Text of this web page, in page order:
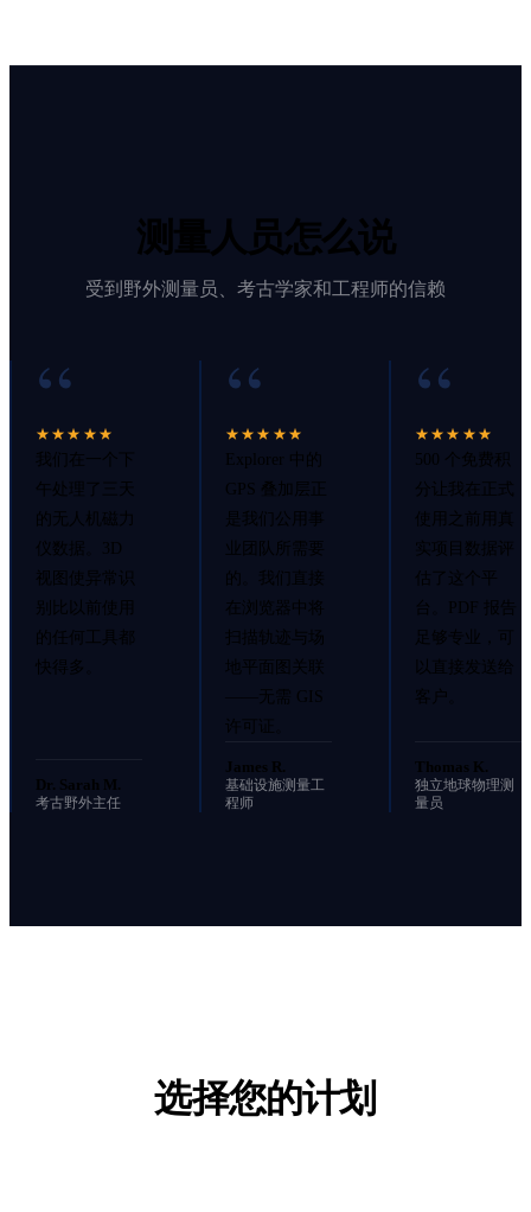
测量人员怎么说
受到野外测量员、考古学家和工程师的信赖
“
★★★★★
我们在一个下
午处理了三天
的无人机磁力
仪数据。3D
视图使异常识
别比以前使用
的任何工具都
快得多。
Dr. Sarah M.
考古野外主任
“
★★★★★
Explorer 中的
GPS 叠加层正
是我们公用事
业团队所需要
的。我们直接
在浏览器中将
扫描轨迹与场
地平面图关联
——无需 GIS
许可证。
James R.
基础设施测量工
程师
“
★★★★★
500 个免费积
分让我在正式
使用之前用真
实项目数据评
估了这个平
台。PDF 报告
足够专业，可
以直接发送给
客户。
Thomas K.
独立地球物理测
量员
选择您的计划